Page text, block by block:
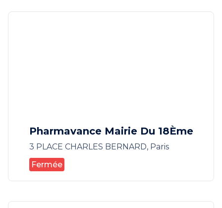
Pharmavance Mairie Du 18Ème
3 PLACE CHARLES BERNARD, Paris
Fermée